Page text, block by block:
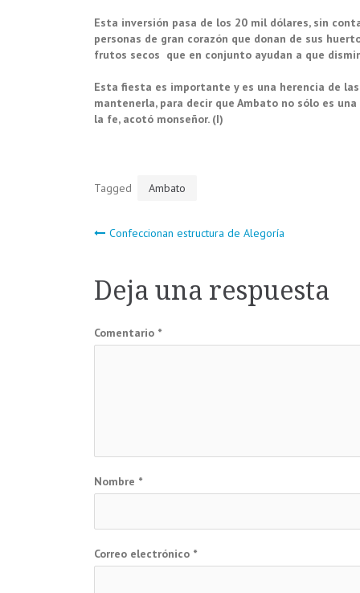
Esta inversión pasa de los 20 mil dólares, sin
personas de gran corazón que donan de sus
frutos secos que en conjunto ayudan a que
Esta fiesta es importante y es una herencia de
mantenerla, para decir que Ambato no sólo es
la fe, acotó monseñor. (I)
Tagged Ambato
Navegación
de
entradas
Confeccionan estructura de Alegoría
Deja una respuesta
Comentario *
Nombre *
Correo electrónico *